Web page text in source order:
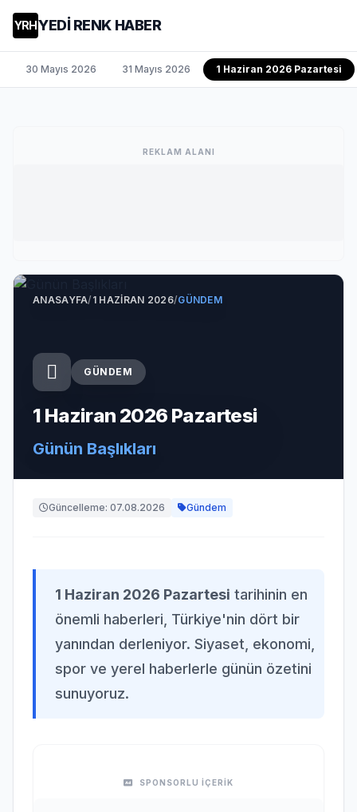
YRHYEDİ RENK HABER
30 Mayıs 2026 31 Mayıs 2026 1 Haziran 2026 Pazartesi
REKLAM ALANI
ANASAYFA/1 HAZIRAN 2026/GÜNDEM
GÜNDEM
1 Haziran 2026 Pazartesi
Günün Başlıkları
Güncelleme: 07.08.2026 Gündem
1 Haziran 2026 Pazartesi tarihinin en
önemli haberleri, Türkiye'nin dört bir
yanından derleniyor. Siyaset, ekonomi,
spor ve yerel haberlerle günün özetini
sunuyoruz.
SPONSORLU İÇERİK